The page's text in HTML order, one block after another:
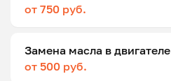
от 750 руб.
Замена масла в двигателе
от 500 руб.